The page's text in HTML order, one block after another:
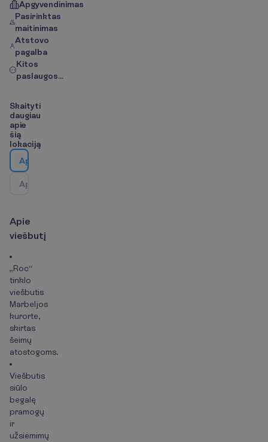
Apgyvendinimas
Pasirinktas
maitinimas
Atstovo
pagalba
Kitos
paslaugos...
Skaityti
daugiau
apie
šią
lokaciją
Ap
Ap
Apie
viešbutį
„Roc“
tinklo
viešbutis
Marbeljos
kurorte,
skirtas
šeimų
atostogoms.
Viešbutis
siūlo
begalę
pramogų
ir
užsiėmimų